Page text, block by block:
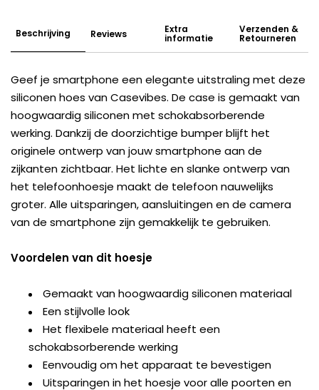
Beschrijving Reviews Extra
informatie
Verzenden &
Retourneren
Geef je smartphone een elegante uitstraling met deze
siliconen hoes van Casevibes. De case is gemaakt van
hoogwaardig siliconen met schokabsorberende
werking. Dankzij de doorzichtige bumper blijft het
originele ontwerp van jouw smartphone aan de
zijkanten zichtbaar. Het lichte en slanke ontwerp van
het telefoonhoesje maakt de telefoon nauwelijks
groter. Alle uitsparingen, aansluitingen en de camera
van de smartphone zijn gemakkelijk te gebruiken.
Voordelen van dit hoesje
Gemaakt van hoogwaardig siliconen materiaal
Een stijlvolle look
Het flexibele materiaal heeft een
schokabsorberende werking
Eenvoudig om het apparaat te bevestigen
Uitsparingen in het hoesje voor alle poorten en